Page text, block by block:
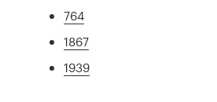
764
1867
1939